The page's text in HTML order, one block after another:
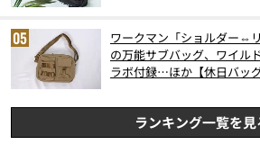
ワークマン「ショルダー⇔
の万能サブバッグ、ワイル
ラボ付録…ほか【休日バッ
ランキング一覧を見